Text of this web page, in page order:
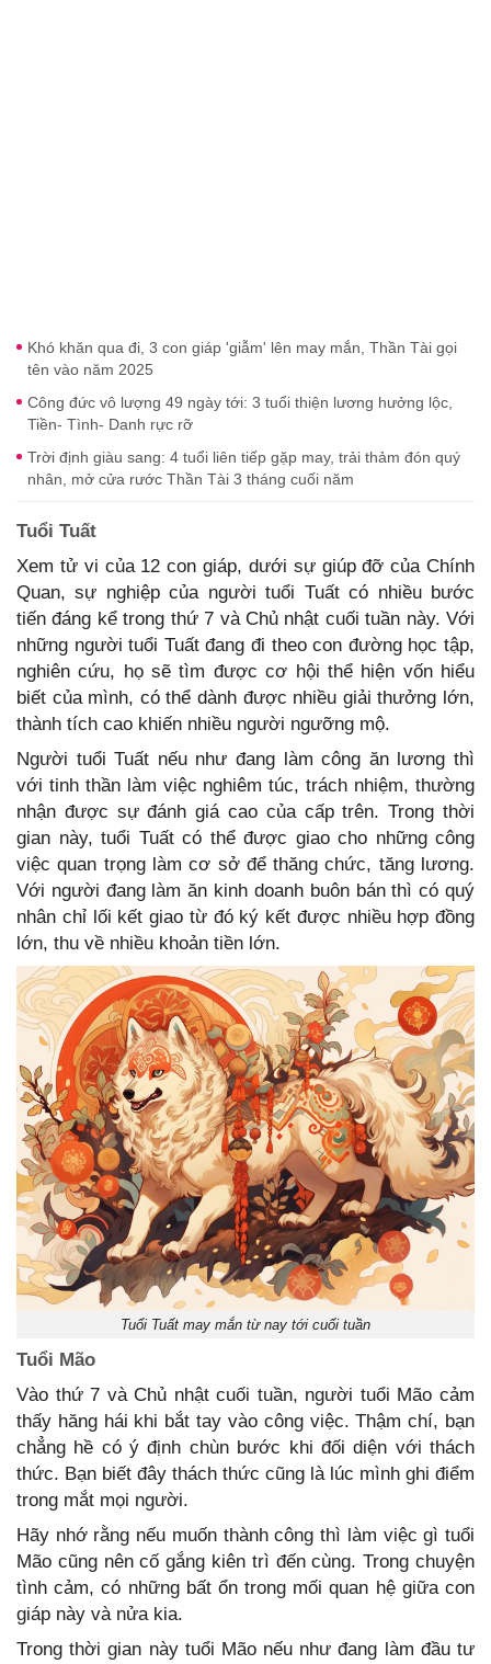
Khó khăn qua đi, 3 con giáp 'giẫm' lên may mắn, Thần Tài gọi
tên vào năm 2025
Công đức vô lượng 49 ngày tới: 3 tuổi thiện lương hưởng lộc,
Tiền- Tình- Danh rực rỡ
Trời định giàu sang: 4 tuổi liên tiếp gặp may, trải thảm đón quý
nhân, mở cửa rước Thần Tài 3 tháng cuối năm
Tuổi Tuất
Xem tử vi của 12 con giáp, dưới sự giúp đỡ của Chính
Quan, sự nghiệp của người tuổi Tuất có nhiều bước
tiến đáng kể trong thứ 7 và Chủ nhật cuối tuần này. Với
những người tuổi Tuất đang đi theo con đường học tập,
nghiên cứu, họ sẽ tìm được cơ hội thể hiện vốn hiểu
biết của mình, có thể dành được nhiều giải thưởng lớn,
thành tích cao khiến nhiều người ngưỡng mộ.
Người tuổi Tuất nếu như đang làm công ăn lương thì
với tinh thần làm việc nghiêm túc, trách nhiệm, thường
nhận được sự đánh giá cao của cấp trên. Trong thời
gian này, tuổi Tuất có thể được giao cho những công
việc quan trọng làm cơ sở để thăng chức, tăng lương.
Với người đang làm ăn kinh doanh buôn bán thì có quý
nhân chỉ lối kết giao từ đó ký kết được nhiều hợp đồng
lớn, thu về nhiều khoản tiền lớn.
Tuổi Tuất may mắn từ nay tới cuối tuần
Tuổi Mão
Vào thứ 7 và Chủ nhật cuối tuần, người tuổi Mão cảm
thấy hăng hái khi bắt tay vào công việc. Thậm chí, bạn
chẳng hề có ý định chùn bước khi đối diện với thách
thức. Bạn biết đây thách thức cũng là lúc mình ghi điểm
trong mắt mọi người.
Hãy nhớ rằng nếu muốn thành công thì làm việc gì tuổi
Mão cũng nên cố gắng kiên trì đến cùng. Trong chuyện
tình cảm, có những bất ổn trong mối quan hệ giữa con
giáp này và nửa kia.
Trong thời gian này tuổi Mão nếu như đang làm đầu tư